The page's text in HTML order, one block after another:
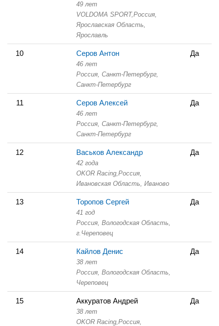
49 лет
VOLDOMA SPORT,Россия,
Ярославская Область,
Ярославль
10 Серов Антон
46 лет
Россия, Санкт-Петербург,
Санкт-Петербург
Да
11 Серов Алексей
46 лет
Россия, Санкт-Петербург,
Санкт-Петербург
Да
12 Васьков Александр
42 года
OKOR Racing, Россия,
Ивановская Область, Иваново
Да
13 Торопов Сергей
41 год
Россия, Вологодская Область,
г.Череповец
Да
14 Кайлов Денис
38 лет
Россия, Вологодская Область,
Череповец
Да
15 Аккуратов Андрей
38 лет
OKOR Racing, Россия,
Да